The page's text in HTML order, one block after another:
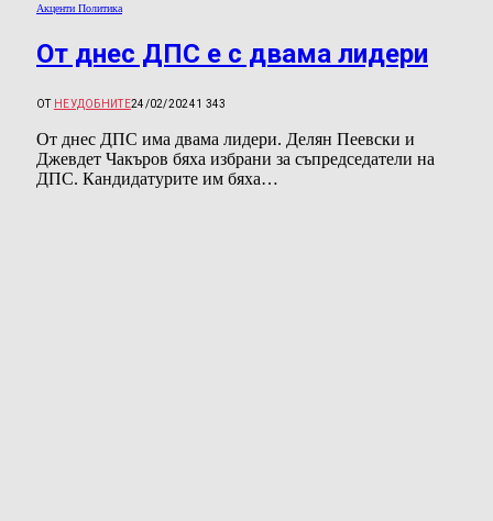
Акценти Политика
От днес ДПС е с двама лидери
ОТ НЕУДОБНИТЕ24/02/20241 343
От днес ДПС има двама лидери. Делян Пеевски и
Джевдет Чакъров бяха избрани за съпредседатели на
ДПС. Кандидатурите им бяха…